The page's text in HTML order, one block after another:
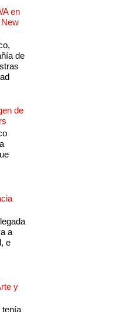
en
de
de
a
e
y
tenía